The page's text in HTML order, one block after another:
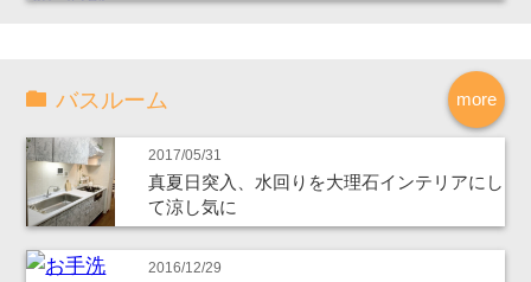
more
バスルーム
2017/05/31
真夏日突入、水回りを大理石インテリアにし
て涼し気に
2016/12/29